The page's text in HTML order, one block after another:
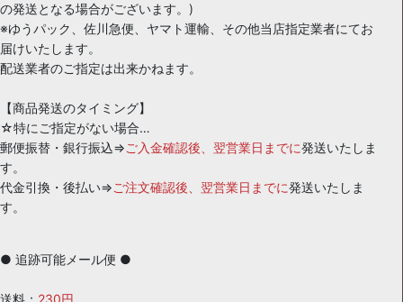
の発送となる場合がございます。)
※ゆうパック、佐川急便、ヤマト運輸、その他当店指定業者にてお
届けいたします。
配送業者のご指定は出来かねます。
【商品発送のタイミング】
☆特にご指定がない場合…
郵便振替・銀行振込⇒ご入金確認後、翌営業日までに発送いたしま
す。
代金引換・後払い⇒ご注文確認後、翌営業日までに発送いたしま
す。
● 追跡可能メール便 ●